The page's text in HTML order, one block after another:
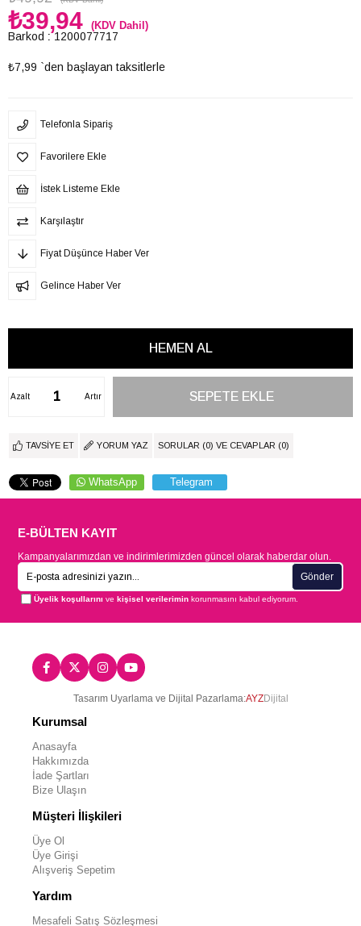
₺39,94 (KDV Dahil)
Barkod : 1200077717
₺7,99 `den başlayan taksitlerle
Telefonla Sipariş
Favorilere Ekle
İstek Listeme Ekle
Karşılaştır
Fiyat Düşünce Haber Ver
Gelince Haber Ver
Artır
Azalt
TAVSIYE ET YORUM YAZ SORULAR (0) VE CEVAPLAR (0)
WhatsApp Telegram
E-BÜLTEN KAYIT
Kampanyalarımızdan ve indirimlerimizden güncel olarak haberdar olun.
Gönder
Üyelik koşullarını vekişisel verilerimin korunmasını kabul ediyorum.
Tasarım Uyarlama ve Dijital Pazarlama:AYZDijital
Kurumsal
Anasayfa
Hakkımızda
İade Şartları
Bize Ulaşın
Müşteri İlişkileri
Üye Ol
Üye Girişi
Alışveriş Sepetim
Yardım
Mesafeli Satış Sözleşmesi